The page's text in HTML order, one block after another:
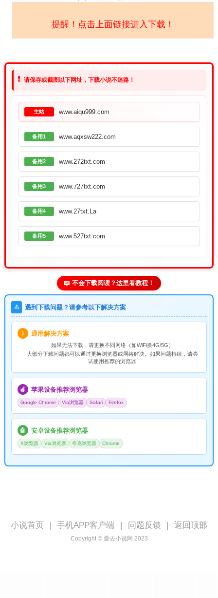
提醒！点击上面链接进入下载！
❗ 请保存或截图以下网址，下载小说不迷路！
主站 www.aiqu999.com
备用1 www.aqxsw222.com
备用2 www.272txt.com
备用3 www.727txt.com
备用4 www.27txt.La
备用5 www.527txt.com
📖 不会下载阅读？这里看教程！
⚠️ 遇到下载问题？请参考以下解决方案
1 通用解决方案
如果无法下载，请更换不同网络（如WiFi换4G/5G）
大部分下载问题都可以通过更换浏览器或网络解决。如果问题持续，请尝
试使用推荐的浏览器
🍎 苹果设备推荐浏览器
Google Chrome Via浏览器 Safari Firefox
🤖 安卓设备推荐浏览器
X浏览器 Via浏览器 夸克浏览器 Chrome
小说首页 手机APP客户端 问题反馈 返回顶部
Copyright © 爱去小说网 2023